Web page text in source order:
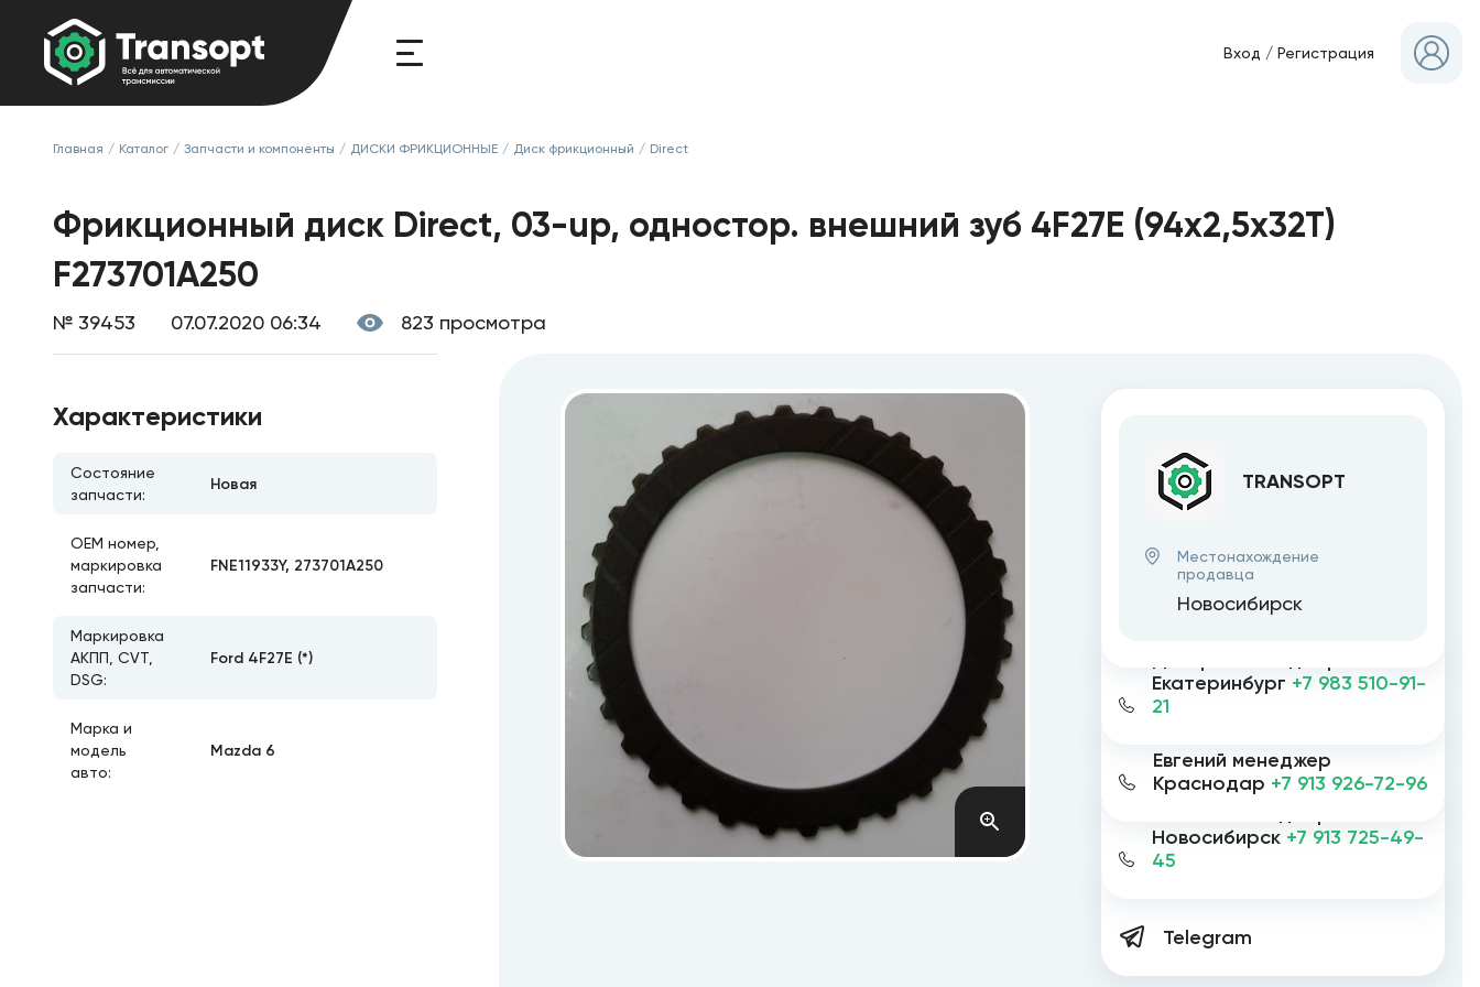
Вход /Регистрация
Главная / Каталог / Запчасти и компоненты / ДИСКИ ФРИКЦИОННЫЕ / Диск фрикционный / Direct
Фрикционный диск Direct, 03-up, одностор. внешний зуб 4F27E (94x2,5x32T)
F273701A250
№ 39453 07.07.2020 06:34 823 просмотра
Характеристики
Состояние
запчасти:
Новая
ОЕМ номер,
маркировка
запчасти:
FNE11933Y, 273701A250
Маркировка
АКПП, CVT,
DSG:
Ford 4F27E (*)
Марка и
модель
авто:
Mazda 6
Telegram
Новосибирск +7 913 725-49-
45
Евгений менеджер
Краснодар +7 913 926-72-96
Екатеринбург +7 983 510-91-
21
TRANSOPT
Местонахождение
продавца
Новосибирск